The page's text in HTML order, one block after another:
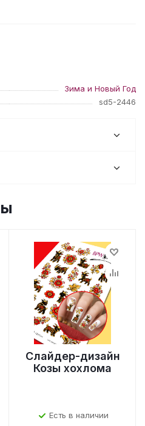
Зима и Новый Год
sd5-2446
Слайдер-дизайн
Козы хохлома
Есть в наличии